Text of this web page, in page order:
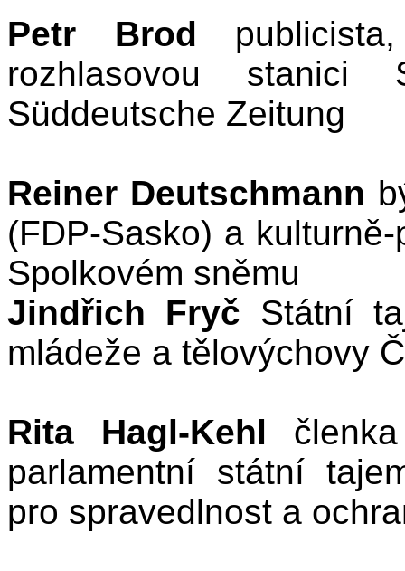
Petr Brod
rozhlasovou
Süddeutsche Zeitung
Reiner Deutschmann
(FDP-Sasko) a
Spolkovém sněmu
Jindřich Fryč Státní
mládeže a tělovýchovy
Rita Hagl-Kehl
parlamentní státní
pro spravedlnost a